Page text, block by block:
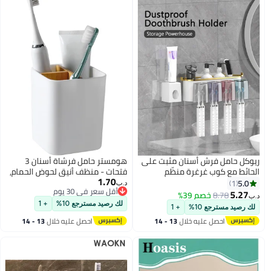
ريوكل حامل فرش أسنان مثبت على
الحائط مع كوب غرغرة منظّم
حمامات موفر للمساحة لمعجون
الأسنان والفرش حامل تخزين
بلاستيكي متين لمنضدة الحوض
5.0
1
د.ب‏5.27
8.78خصم 39%
لك رصيد مسترجع 10% + 1
احصل عليه خلال 13 - 14
هومستر حامل فرشاة أسنان 3
فتحات - منظف أنيق لحوض الحمام،
حامل مينيماليست من الأكريليك
للأطفال والكبار (أبيض)
د.ب‏1.70
أقل سعر في 30 يوم
أقل سعر في 30 يوم
لك رصيد مسترجع 10% + 1
احصل عليه خلال 13 - 14